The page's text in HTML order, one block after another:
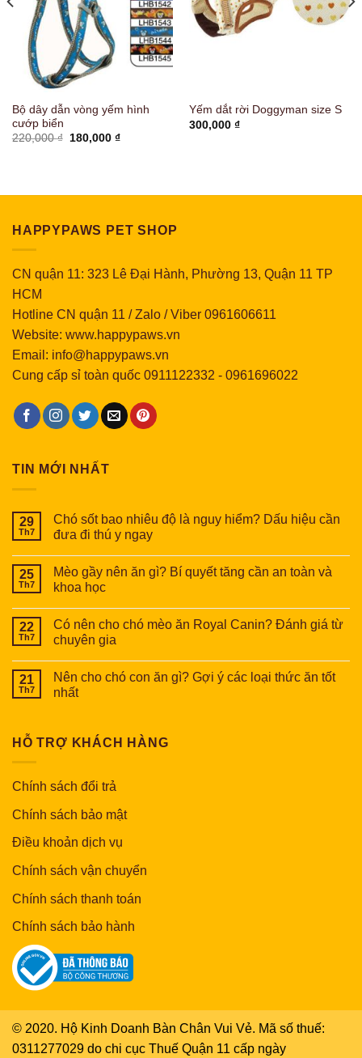
Bộ dây dẫn vòng yếm hình
cướp biển
220,000₫
Giá
180,000 ₫Giá
Yếm dắt rời Doggyman size S
300,000 ₫
HAPPYPAWS PET SHOP
CN quận 11: 323 Lê Đại Hành, Phường 13, Quận 11 TP
HCM
Hotline CN quận 11 / Zalo / Viber 0961606611
Website: www.happypaws.vn
Email: info@happypaws.vn
Cung cấp sỉ toàn quốc 0911122332 - 0961696022
TIN MỚI NHẤT
29
Th7
Chó sốt bao nhiêu độ là nguy hiểm? Dấu hiệu cần
đưa đi thú y ngay
25
Th7
Mèo gầy nên ăn gì? Bí quyết tăng cần an toàn và
khoa học
22
Th7
Có nên cho chó mèo ăn Royal Canin? Đánh giá từ
chuyên gia
21
Th7
Nên cho chó con ăn gì? Gợi ý các loại thức ăn tốt
nhất
HỖ TRỢ KHÁCH HÀNG
Chính sách đổi trả
Chính sách bảo mật
Điều khoản dịch vụ
Chính sách vận chuyển
Chính sách thanh toán
Chính sách bảo hành
© 2020. Hộ Kinh Doanh Bàn Chân Vui Vẻ. Mã số thuế:
0311277029 do chi cục Thuế Quận 11 cấp ngày